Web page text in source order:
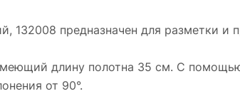
132008 предназначен для разметки
длину полотна 35 см. С
от 90°.